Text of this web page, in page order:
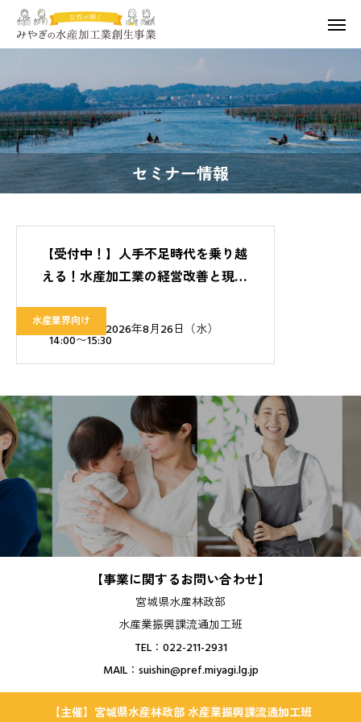
セミナー情報
【受付中！】人手不足時代を乗り越
える！水産加工業の経営改善と現場
【開催日】2026年8月26日（水）
14:00〜15:30
水産業界向け
【事業に関するお問い合わせ】
宮城県水産林政部
水産業振興課流通加工班
TEL：022-211-2931
MAIL：suishin@pref.miyagi.lg.jp
【主催】宮城県水産林政部 水産業振興課流通加工班